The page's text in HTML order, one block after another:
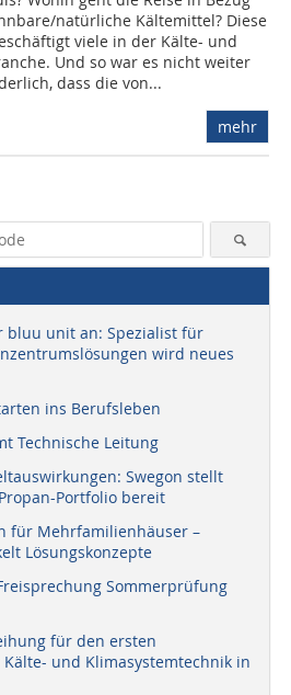
natürliche Kältemittel? Diese
viele in der Kälte- und
Und so war es nicht weiter
dass die von...
mehr
bluu unit an: Spezialist für
wird neues
ins Berufsleben
Technische Leitung
Swegon stellt
Portfolio bereit
für Mehrfamilienhäuser –
Lösungskonzepte
Sommerprüfung
für den ersten
und Klimasystemtechnik in